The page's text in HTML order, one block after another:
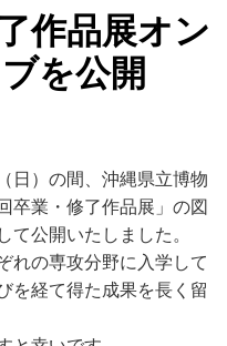
作品展オン
を公開
日）の間、沖縄県立博物
卒業・修了作品展」の図
て公開いたしました。
れの専攻分野に入学して
を経て得た成果を長く留